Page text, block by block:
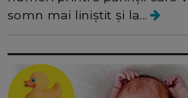
somn mai liniștit și la...